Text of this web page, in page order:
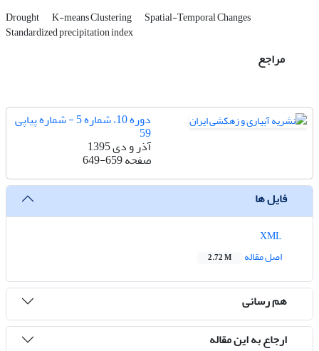
Drought K-means Clustering Spatial-Temporal Changes
Standardized precipitation index
مراجع
دوره 10، شماره 5 - شماره پیاپی
59
آذر و دی 1395
صفحه649-659
فایل ها
اصل مقاله
2.72 M
هم رسانی
ارجاع به این مقاله